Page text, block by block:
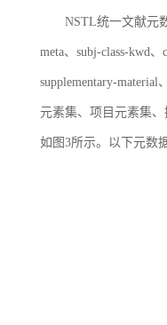
NSTL统一文献元
meta、subj-class-kwd
supplementary-
元素集、项目元素集
如图3所示。以下元数